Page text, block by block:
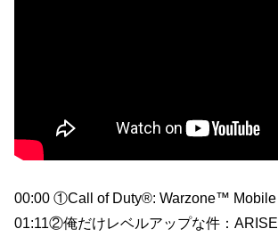
00:00 ①Call of Duty®: Warzone™ Mobile
01:11②俺だけレベルアップな件：ARISE